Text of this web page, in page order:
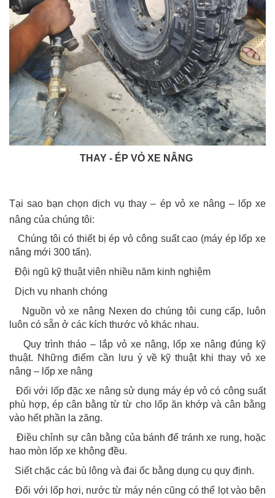
THAY - ÉP VỎ XE NÂNG
Tại sao bạn chọn dịch vụ thay – ép vỏ xe nâng – lốp xe
nâng của chúng tôi:
Chúng tôi có thiết bị ép vỏ công suất cao (máy ép lốp xe
nâng mới 300 tấn).
Đội ngũ kỹ thuật viên nhiều năm kinh nghiệm
Dịch vụ nhanh chóng
Nguồn vỏ xe nâng Nexen do chúng tôi cung cấp, luôn
luôn có sẵn ở các kích thước vỏ khác nhau.
Quy trình tháo – lắp vỏ xe nâng, lốp xe nâng đúng kỹ
thuật. N hững điểm cần lưu ý về kỹ thuật khi thay vỏ xe
nâng – lốp xe nâng
Đối với lốp đặc xe nâng sử dụng máy ép vỏ có công suất
phù hợp, ép cân bằng từ từ cho lốp ăn khớp và cân bằng
vào hết phần la zăng.
Điều chỉnh sự cân bằng của bánh để tránh xe rung, hoặc
hao mòn lốp xe không đều.
Siết chặc các bù lông và đai ốc bằng dụng cụ quy định.
Đối với lốp hơi, nước từ máy nén cũng có thể lọt vào bên